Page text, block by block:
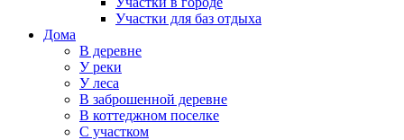
Участки для баз отдыха
Дома
В деревне
У реки
У леса
В заброшенной деревне
В коттеджном поселке
С участком